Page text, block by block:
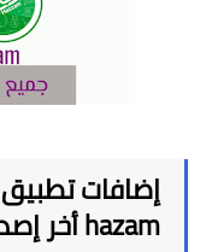
hazam أخر إصدار